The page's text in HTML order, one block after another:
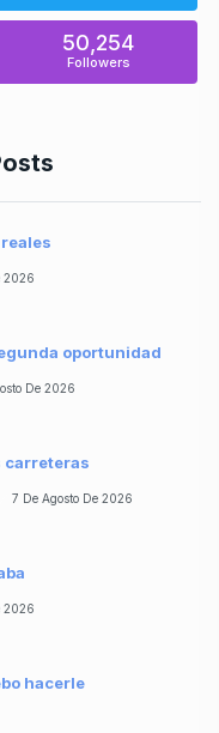
50,254
Followers
2026
oportunidad
De 2026
carreteras
7 De Agosto De 2026
2026
hacerle